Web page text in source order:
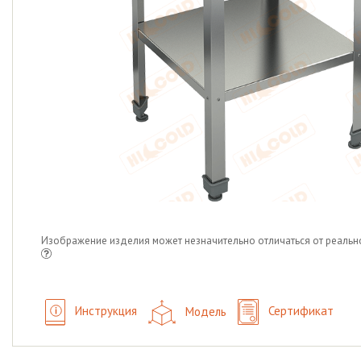
Изображение изделия может незначительно отличаться от
Инструкция Модель Сертификат